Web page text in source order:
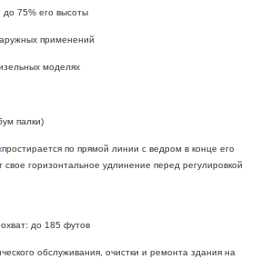
75% его высоты
применений
моделях
палки)
простирается по прямой линии с ведром в конце его
горизонтальное удлинение перед регулировкой
до 185 футов
обслуживания, очистки и ремонта здания на